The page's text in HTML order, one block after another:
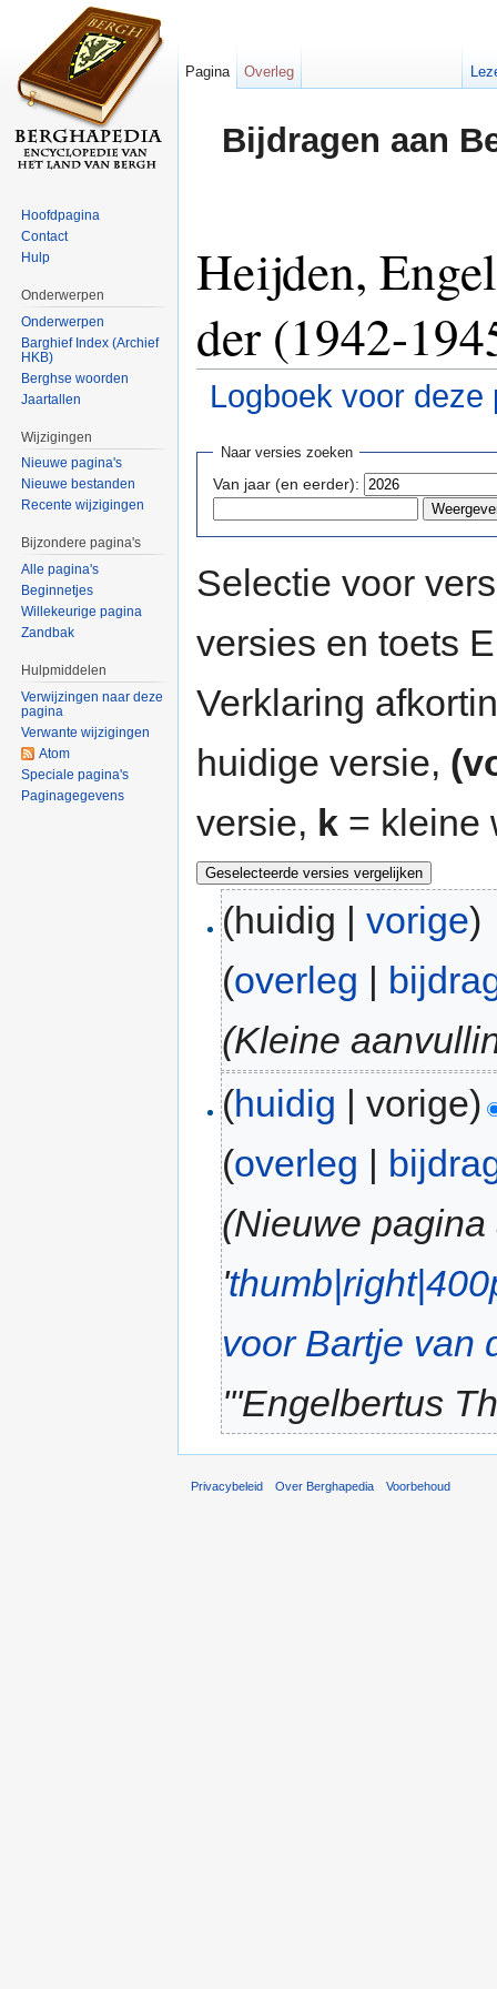
Bijdragen aan
Heijden,
der (1942-
Logboek voor deze
Naar versies zoeken
Van jaar (en eerder):
Selectie voor
versies en toets
Verklaring
huidige versie,
versie, k = kleine
(huidig |vorige)
(overleg |
(Kleine
(huidig | vorige)
(overleg
(Nieuwe
'
voor Bartje van
'''Engelbertus
Pagina Overleg
Hoofdpagina
Contact
Hulp
Onderwerpen
Onderwerpen
Barghief Index (Archief
HKB)
Berghse woorden
Jaartallen
Wijzigingen
Nieuwe pagina's
Nieuwe bestanden
Recente wijzigingen
Bijzondere pagina's
Alle pagina's
Beginnetjes
Willekeurige pagina
Zandbak
Hulpmiddelen
Verwijzingen naar deze
pagina
Verwante wijzigingen
Atom
Speciale pagina's
Paginagegevens
Privacybeleid Over Berghapedia Voorbehoud